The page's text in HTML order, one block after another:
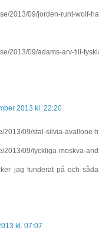
2013/09/jorden-runt-wolf-
2013/09/adams-arv-till-
2013 kl. 22:20
2013/09/stal-silvia-
2013/09/lyckliga-moskva-
jag funderat på och
kl. 07:07